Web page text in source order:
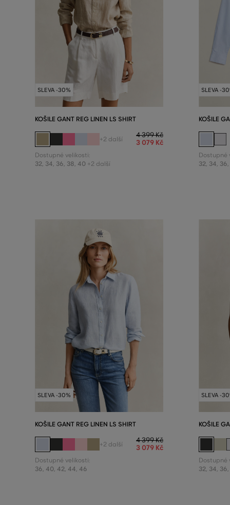
SLEVA -30%
KOŠILE GANT REG LINEN LS SHIRT
+2 další 4 399 Kč
3 079 Kč
Dostupné velikosti:
32, 34, 36, 38, 40 +2 další
SLEVA -
KOŠILE
Dostupné
32, 34, 36,
SLEVA -30%
KOŠILE GANT REG LINEN LS SHIRT
+2 další 4 399 Kč
3 079 Kč
Dostupné velikosti:
36, 40, 42, 44, 46
SLEVA -
KOŠILE
Dostupné
32, 34, 36,